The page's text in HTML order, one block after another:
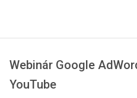
Webinár Google
YouTube